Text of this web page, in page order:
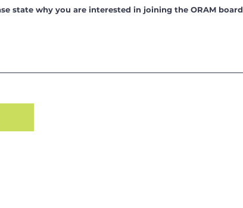
state why you are interested in joining the ORAM board